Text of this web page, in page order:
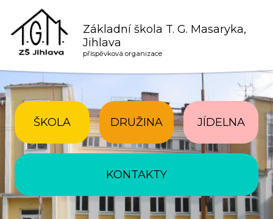
Základní škola T. G. Masaryka,
Jihlava
příspěvková organizace
ŠKOLA DRUŽINA JÍDELNA
KONTAKTY